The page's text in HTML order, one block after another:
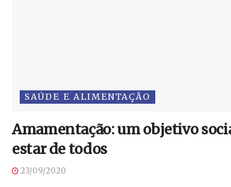
SAÚDE E ALIMENTAÇÃO
Amamentação: um objetivo
estar de todos
23/09/2020